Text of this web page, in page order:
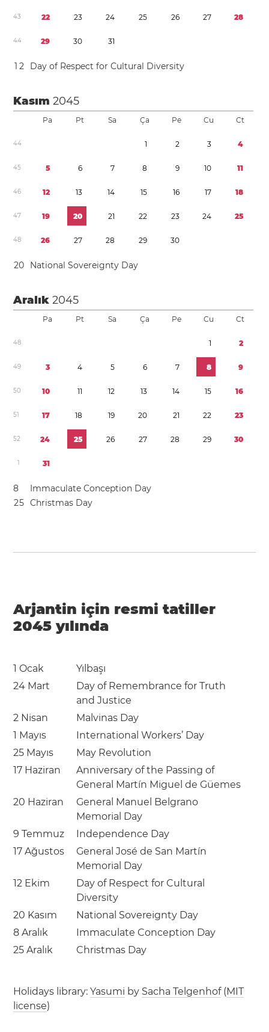
43 22 23 24 25 26 27 28
44 29 30 31
1 2 Day of Respect for Cultural Diversity
Kasım2045
Pa Pt Sa Ça Pe Cu Ct
44 1 2 3 4
45 5 6 7 8 9 10 11
46 12 13 14 15 16 17 18
47 19 20 21 22 23 24 25
48 26 27 28 29 30
20 National Sovereignty Day
Aralık2045
Pa Pt Sa Ça Pe Cu Ct
48 1 2
49 3 4 5 6 7 8 9
50 10 11 12 13 14 15 16
51 17 18 19 20 21 22 23
52 24 25 26 27 28 29 30
1 31
8
Immaculate Conception Day
25 Christmas Day
Arjantin için resmi tatiller
2045 yılında
1 Ocak
Yılbaşı
24 Mart
Day of Remembrance for Truth
and Justice
2 Nisan
Malvinas Day
1 Mayıs
International Workers’ Day
25 Mayıs
May Revolution
17 Haziran
Anniversary of the Passing of
General Martín Miguel de Güemes
20 Haziran
General Manuel Belgrano
Memorial Day
9 Temmuz
Independence Day
17 Ağustos
General José de San Martín
Memorial Day
12 Ekim
Day of Respect for Cultural
Diversity
20 Kasım
National Sovereignty Day
8 Aralık
Immaculate Conception Day
25 Aralık
Christmas Day
Holidays library:Yasumi by Sacha Telgenhof(MIT
license)